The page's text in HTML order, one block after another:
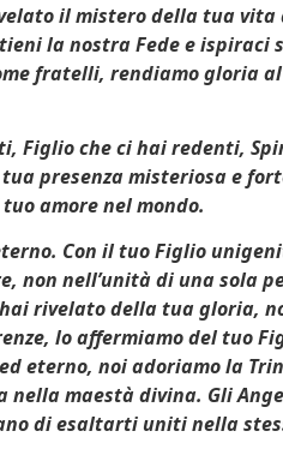
il mistero della tua vita
la nostra Fede e ispiraci
fratelli, rendiamo gloria
Figlio che ci hai redenti,
presenza misteriosa e
amore nel mondo.
Con il tuo Figlio
non nell’unità di una sola
rivelato della tua gloria,
lo affermiamo del tuo
eterno, noi adoriamo la
nella maestà divina. Gli
di esaltarti uniti nella